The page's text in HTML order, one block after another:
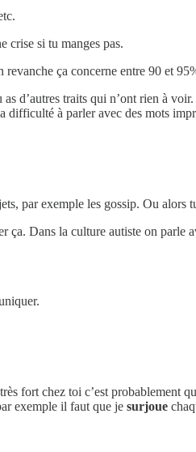
crise si tu manges pas.
ça concerne entre 90 et
d’autres traits qui n’ont rien à
à parler avec des mots
par exemple les gossip. Ou
Dans la culture autiste on
fort chez toi c’est probablement
exemple il faut que je surjoue